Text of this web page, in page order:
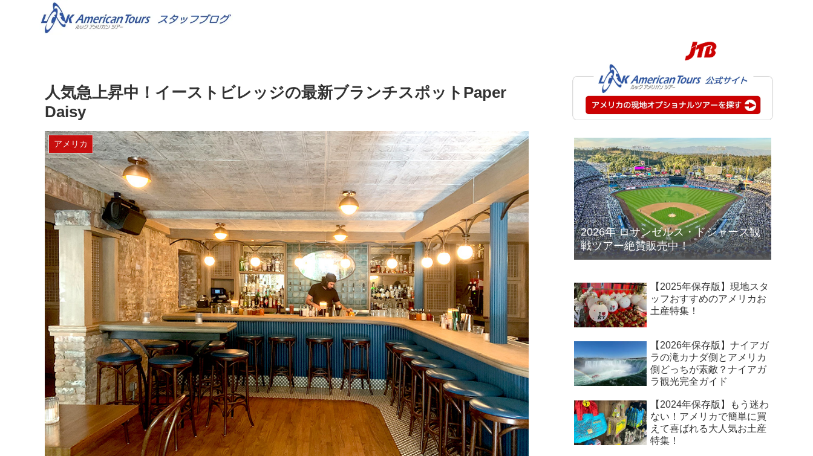
人気急上昇中！イーストビレッジの最新ブランチスポットPaper
Daisy
アメリカ
2026年 ロサンゼルス・ドジャース観
戦ツアー絶賛販売中！
【2025年保存版】現地スタ
ッフおすすめのアメリカお
土産特集！
【2026年保存版】ナイアガ
ラの滝カナダ側とアメリカ
側どっちが素敵？ナイアガ
ラ観光完全ガイド
【2024年保存版】もう迷わ
ない！アメリカで簡単に買
えて喜ばれる大人気お土産
特集！